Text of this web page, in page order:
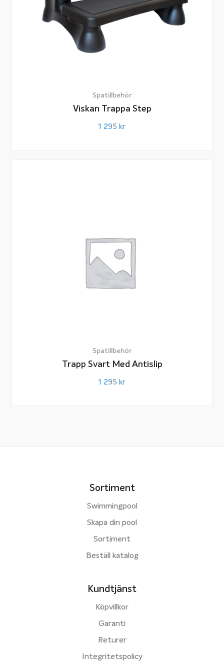
Spatillbehör
Viskan Trappa Step
1 295 kr
Spatillbehör
Trapp Svart Med Antislip
1 295 kr
Sortiment
Swimmingpool
Skapa din pool
Sortiment
Beställ katalog
Kundtjänst
Köpvillkor
Garanti
Returer
Integritetspolicy